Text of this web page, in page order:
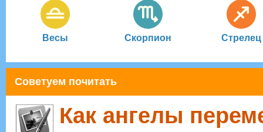
Весы Скорпион Стрелец
Советуем почитать
Как ангелы